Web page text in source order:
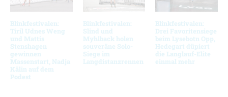
Blinkfestivalen:
Tiril Udnes Weng
und Mattis
Stenshagen
gewinnen
Massenstart, Nadja
Kälin auf dem
Podest
Blinkfestivalen:
Slind und
Myhlback holen
souveräne Solo-
Siege im
Langdistanzrennen
Blinkfestivalen:
Drei Favoritensiege
beim Lysebotn Opp,
Hedegart düpiert
die Langlauf-Elite
einmal mehr